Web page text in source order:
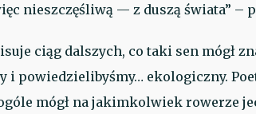
nieszczęśliwą — z duszą świata” –
ciąg dalszych, co taki sen mógł
i powiedzielibyśmy… ekologiczny.
mógł na jakimkolwiek rowerze